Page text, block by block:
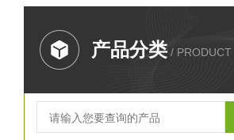
产品分类 / PRODUCT